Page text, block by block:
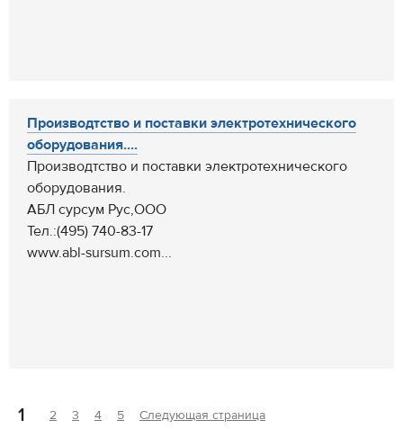
Производтство и поставки электротехнического
оборудования....
Производтство и поставки электротехнического
оборудования.
АБЛ сурсум Рус,ООО
Тел.:(495) 740-83-17
www.abl-sursum.com...
1 2 3 4 5 Следующая страница